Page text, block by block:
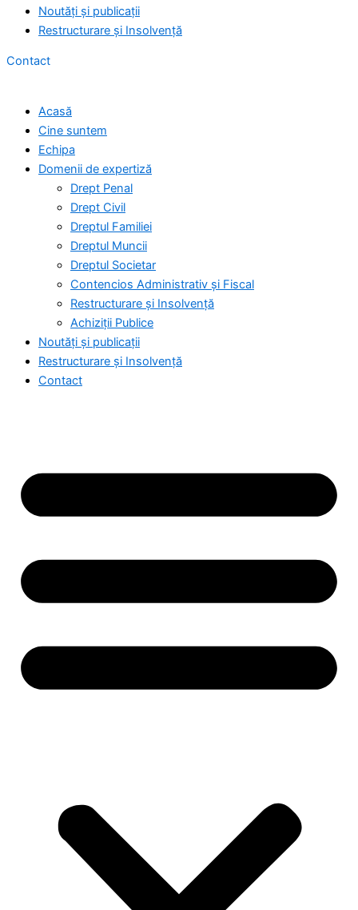
Noutăți și publicații
Restructurare și Insolvență
Contact
Acasă
Cine suntem
Echipa
Domenii de expertiză
Drept Penal
Drept Civil
Dreptul Familiei
Dreptul Muncii
Dreptul Societar
Contencios Administrativ și Fiscal
Restructurare și Insolvență
Achiziții Publice
Noutăți și publicații
Restructurare și Insolvență
Contact